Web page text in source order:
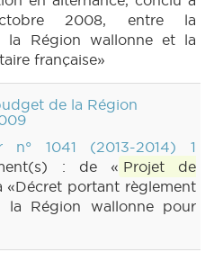
2008, entre la
la Région wallonne et la
française»
de la Région
n° 1041 (2013-2014) 1
: de « Projet de
«Décret portant règlement
Région wallonne pour